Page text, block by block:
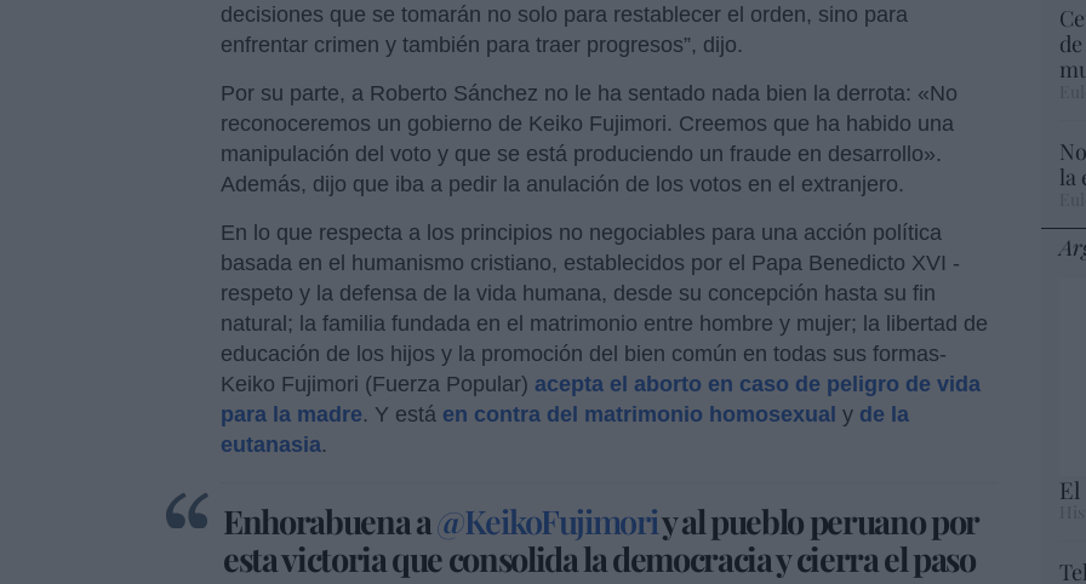
decisiones que se tomarán no solo para restablecer el orden, sino para
enfrentar crimen y también para traer progresos”, dijo.
Por su parte, a Roberto Sánchez no le ha sentado nada bien la derrota: «No
reconoceremos un gobierno de Keiko Fujimori. Creemos que ha habido una
manipulación del voto y que se está produciendo un fraude en desarrollo».
Además, dijo que iba a pedir la anulación de los votos en el extranjero.
En lo que respecta a los principios no negociables para una acción política
basada en el humanismo cristiano, establecidos por el Papa Benedicto XVI -
respeto y la defensa de la vida humana, desde su concepción hasta su fin
natural; la familia fundada en el matrimonio entre hombre y mujer; la libertad de
educación de los hijos y la promoción del bien común en todas sus formas-
Keiko Fujimori (Fuerza Popular) acepta el aborto en caso de peligro de vida
para la madre. Y está en contra del matrimonio homosexual y de la
eutanasia.
Enhorabuena a@KeikoFujimoriy al pueblo peruano por
esta victoria que consolida la democracia y cierra el paso
la